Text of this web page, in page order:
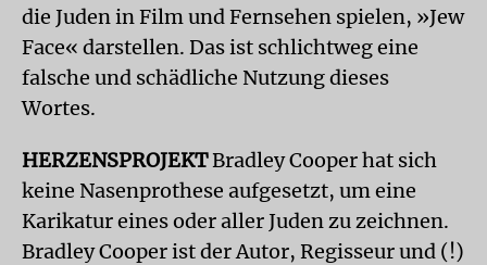
die Juden in Film und Fernsehen spielen, »Jew
Face« darstellen. Das ist schlichtweg eine
falsche und schädliche Nutzung dieses
Wortes.
HERZENSPROJEKTBradley Cooper hat sich
keine Nasenprothese aufgesetzt, um eine
Karikatur eines oder aller Juden zu zeichnen.
Bradley Cooper ist der Autor, Regisseur und (!)